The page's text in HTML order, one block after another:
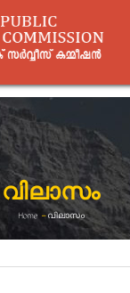
വിലാസം
Home - വിലാസം